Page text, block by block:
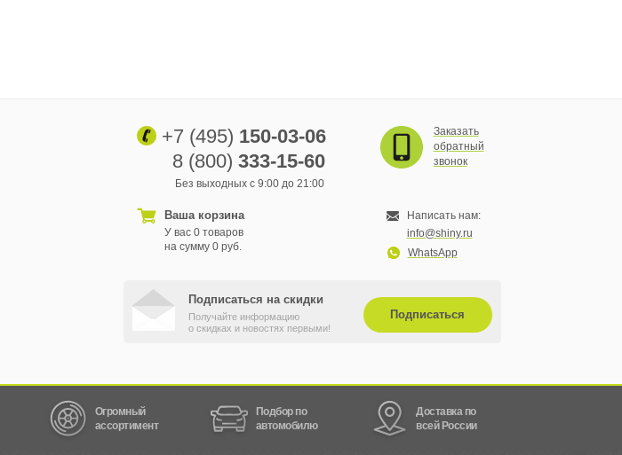
+7 (495) 150-03-06
8 (800) 333-15-60
Без выходных с 9:00 до 21:00
Ваша корзина
У вас 0 товаров
на сумму 0 руб.
Заказать
обратный
звонок
Написать нам:
info@shiny.ru
WhatsApp
Подписаться на скидки
Получайте информацию
о скидках и новостях первыми!
Подписаться
Огромный
ассортимент
Подбор по
автомобилю
Доставка по
всей России